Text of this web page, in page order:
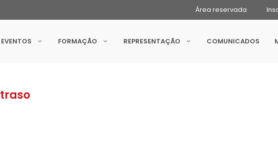
Área reservada
EVENTOS FORMAÇÃO REPRESENTAÇÃO COMUNICADOS